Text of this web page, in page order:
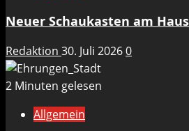
Neuer Schaukasten am
Redaktion 30. Juli 20260
2 Minuten gelesen
Allgemein